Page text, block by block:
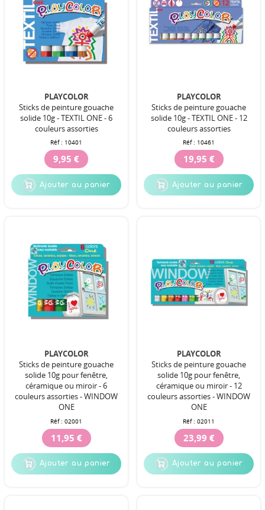
PLAYCOLOR
Sticks de peinture gouache
solide 10g - TEXTIL ONE - 6
couleurs assorties
Réf : 10401
9,95 €
Ajouter au panier
PLAYCOLOR
Sticks de peinture gouache
solide 10g - TEXTIL ONE - 12
couleurs assorties
Réf : 10461
19,95 €
Ajouter au panier
PLAYCOLOR
Sticks de peinture gouache
solide 10g pour fenêtre,
céramique ou miroir - 6
couleurs assorties - WINDOW
ONE
Réf : 02001
11,95 €
Ajouter au panier
PLAYCOLOR
Sticks de peinture gouache
solide 10g pour fenêtre,
céramique ou miroir - 12
couleurs assorties - WINDOW
ONE
Réf : 02011
23,99 €
Ajouter au panier